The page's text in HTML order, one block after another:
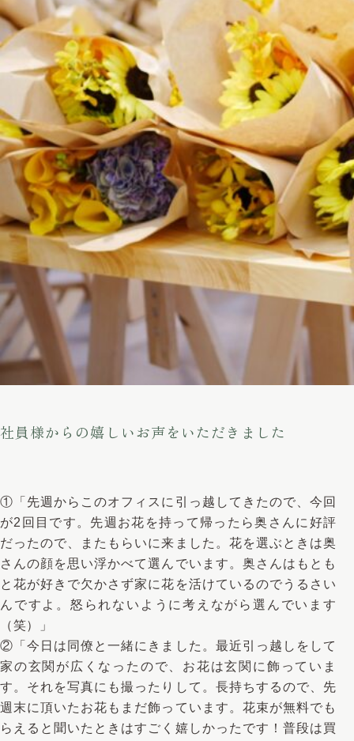
社員様からの嬉しいお声をいただきました
①「先週からこのオフィスに引っ越してきたので、今回
が2回目です。先週お花を持って帰ったら奥さんに好評
だったので、またもらいに来ました。花を選ぶときは奥
さんの顔を思い浮かべて選んでいます。奥さんはもとも
と花が好きで欠かさず家に花を活けているのでうるさい
んですよ。怒られないように考えながら選んでいます
（笑）」
②「今日は同僚と一緒にきました。最近引っ越しをして
家の玄関が広くなったので、お花は玄関に飾っていま
す。それを写真にも撮ったりして。長持ちするので、先
週末に頂いたお花もまだ飾っています。花束が無料でも
らえると聞いたときはすごく嬉しかったです！普段は買